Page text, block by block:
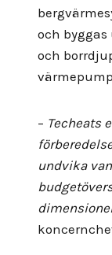
och
och
– Techeats
undvika